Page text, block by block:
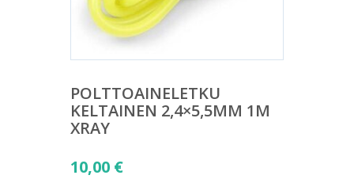
POLTTOAINELETKU
KELTAINEN 2,4×5,5MM 1M
XRAY
10,00 €